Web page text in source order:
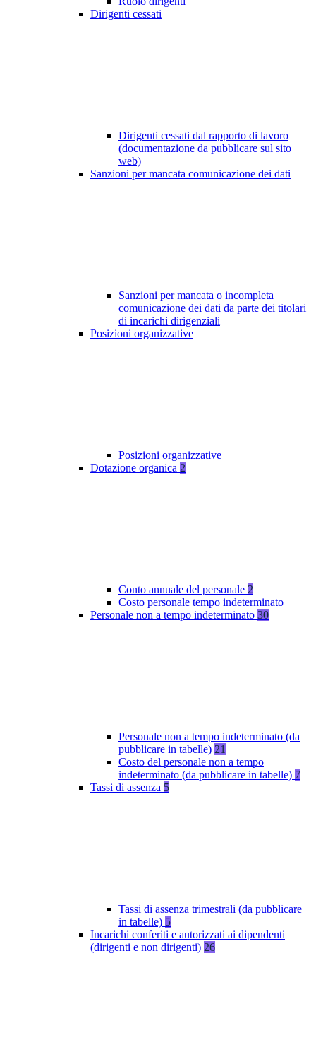
Dirigenti cessati
Dirigenti cessati dal rapporto di lavoro
(documentazione da pubblicare sul sito
web)
Sanzioni per mancata comunicazione dei dati
Sanzioni per mancata o incompleta
comunicazione dei dati da parte dei titolari
di incarichi dirigenziali
Posizioni organizzative
Posizioni organizzative
Dotazione organica 2
Conto annuale del personale 2
Costo personale tempo indeterminato
Personale non a tempo indeterminato 30
Personale non a tempo indeterminato (da
pubblicare in tabelle) 21
Costo del personale non a tempo
indeterminato (da pubblicare in tabelle) 7
Tassi di assenza 5
Tassi di assenza trimestrali (da pubblicare
in tabelle) 5
Incarichi conferiti e autorizzati ai dipendenti
(dirigenti e non dirigenti) 26